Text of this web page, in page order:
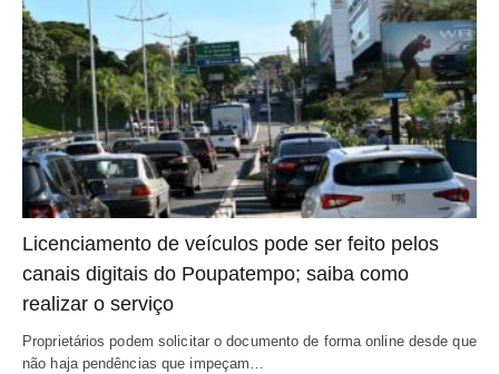
Licenciamento de veículos pode ser feito pelos
canais digitais do Poupatempo; saiba como
realizar o serviço
Proprietários podem solicitar o documento de forma online desde que
não haja pendências que impeçam…